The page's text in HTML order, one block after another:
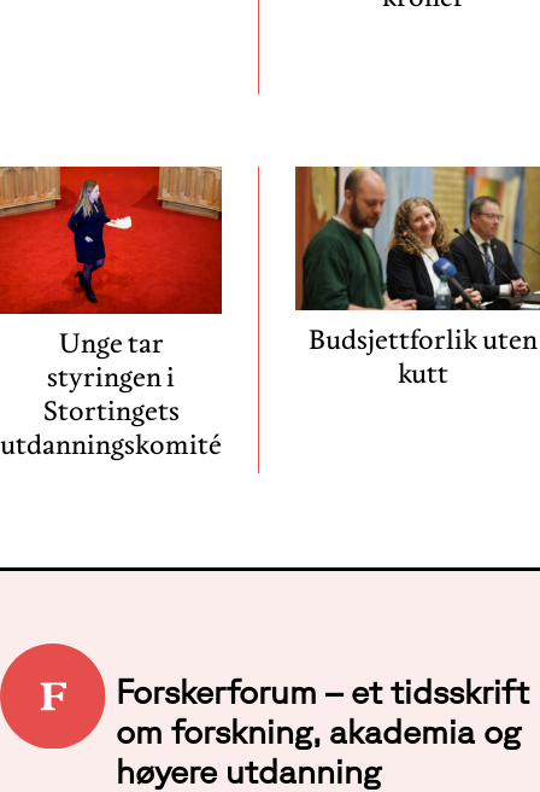
Unge tar
styringen i
Stortingets
utdanningskomité
Budsjettforlik uten
kutt
Forskerforum – et tidsskrift
om forskning, akademia og
høyere utdanning